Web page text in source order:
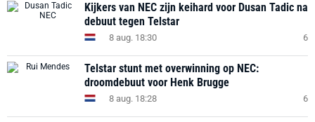
Kijkers van NEC zijn keihard voor Dusan Tadic na
debuut tegen Telstar
8 aug. 18:30 6
Telstar stunt met overwinning op NEC:
droomdebuut voor Henk Brugge
8 aug. 18:28 6